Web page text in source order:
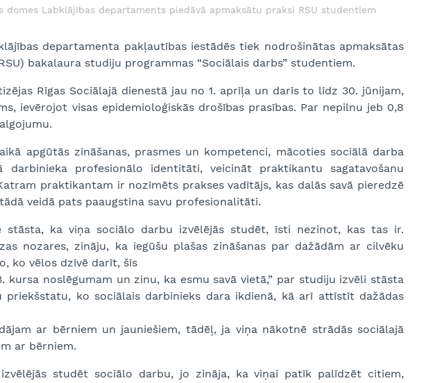
domes Labklājības departaments piedāvā apmaksātu praksi RSU studentiem
departamenta pakļautības iestādēs tiek nodrošinātas apmaksātas
bakalaura studiju programmas “Sociālais darbs” studentiem.
Rīgas Sociālajā dienestā jau no 1. aprīļa un darīs to līdz 30. jūnijam,
ievērojot visas epidemioloģiskās drošības prasības. Par nepilnu jeb 0,8
apgūtās zināšanas, prasmes un kompetenci, mācoties sociālā darba
profesionālo identitāti, veicināt praktikantu sagatavošanu
praktikantam ir nozīmēts prakses vadītājs, kas dalās savā pieredzē
veidā pats paaugstina savu profesionalitāti.
stāsta, ka viņa sociālo darbu izvēlējās studēt, īsti nezinot, kas tas ir.
nozares, zināju, ka iegūšu plašas zināšanas par dažādām ar cilvēku
ko vēlos dzīvē darīt, šīs
noslēgumam un zinu, ka esmu savā vietā,” par studiju izvēli stāsta
ko sociālais darbinieks dara ikdienā, kā arī attīstīt dažādas
ar bērniem un jauniešiem, tādēļ, ja viņa nākotnē strādās sociālajā
ar bērniem.
studēt sociālo darbu, jo zināja, ka viņai patīk palīdzēt citiem,